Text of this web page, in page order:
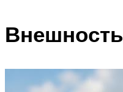
Внешность